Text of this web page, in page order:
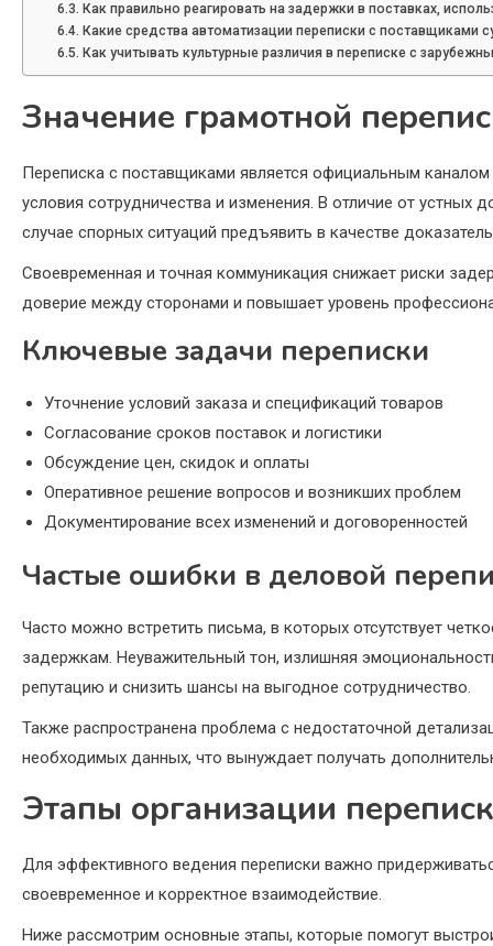
Как правильно реагировать на задержки в поставках,
Какие средства автоматизации переписки с поставщиками
Как учитывать культурные различия в переписке с
Значение грамотной
Переписка с поставщиками является официальным
условия сотрудничества и изменения. В отличие от
случае спорных ситуаций предъявить в качестве
Своевременная и точная коммуникация снижает риски
доверие между сторонами и повышает уровень
Ключевые задачи переписки
Уточнение условий заказа и спецификаций товаров
Согласование сроков поставок и логистики
Обсуждение цен, скидок и оплаты
Оперативное решение вопросов и возникших проблем
Документирование всех изменений и договоренностей
Частые ошибки в деловой
Часто можно встретить письма, в которых отсутствует
задержкам. Неуважительный тон, излишняя
репутацию и снизить шансы на выгодное сотрудничество.
Также распространена проблема с недостаточной
необходимых данных, что вынуждает получать
Этапы организации
Для эффективного ведения переписки важно
своевременное и корректное взаимодействие.
Ниже рассмотрим основные этапы, которые помогут